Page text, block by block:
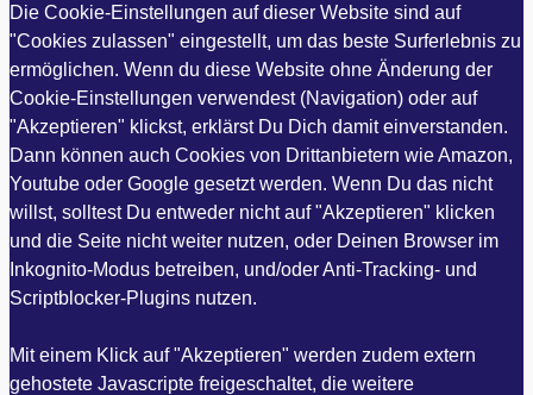
Die Cookie-Einstellungen auf dieser Website sind auf
"Cookies zulassen" eingestellt, um das beste Surferlebnis zu
ermöglichen. Wenn du diese Website ohne Änderung der
Cookie-Einstellungen verwendest (Navigation) oder auf
"Akzeptieren" klickst, erklärst Du Dich damit einverstanden.
Dann können auch Cookies von Drittanbietern wie Amazon,
Youtube oder Google gesetzt werden. Wenn Du das nicht
willst, solltest Du entweder nicht auf "Akzeptieren" klicken
und die Seite nicht weiter nutzen, oder Deinen Browser im
Inkognito-Modus betreiben, und/oder Anti-Tracking- und
Scriptblocker-Plugins nutzen.
Mit einem Klick auf "Akzeptieren" werden zudem extern
gehostete Javascripte freigeschaltet, die weitere